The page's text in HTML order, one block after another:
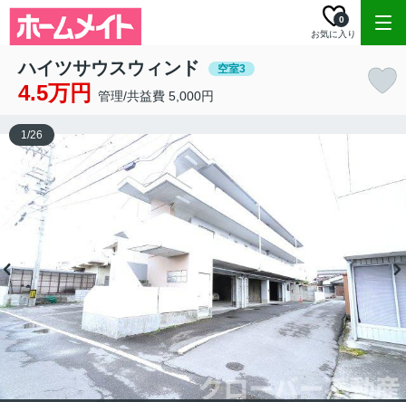
お気に入り
0
ハイツサウスウィンド 空室3
4.5万円 管理/共益費 5,000円
1/26